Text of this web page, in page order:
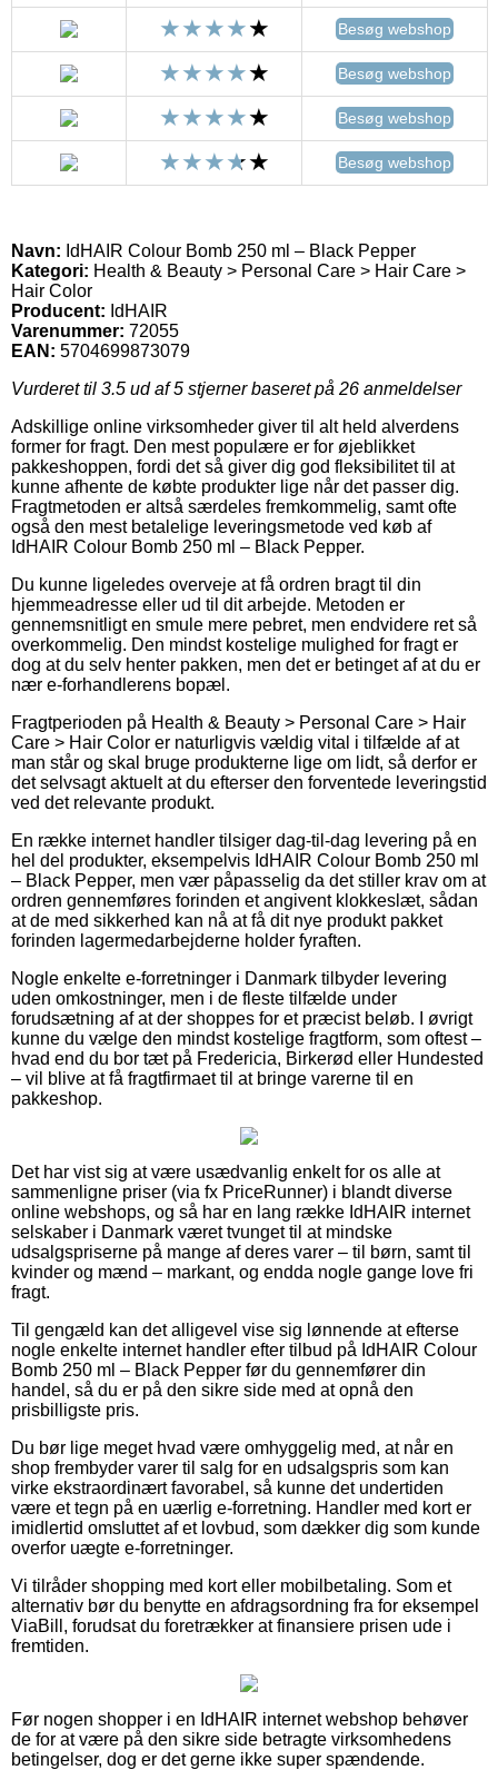
Besøg webshop
Besøg webshop
Besøg webshop
Besøg webshop
Navn: IdHAIR Colour Bomb 250 ml – Black Pepper
Kategori: Health & Beauty > Personal Care > Hair Care >
Hair Color
Producent: IdHAIR
Varenummer: 72055
EAN: 5704699873079
Vurderet til 3.5 ud af 5 stjerner baseret på 26 anmeldelser
Adskillige online virksomheder giver til alt held alverdens
former for fragt. Den mest populære er for øjeblikket
pakkeshoppen, fordi det så giver dig god fleksibilitet til at
kunne afhente de købte produkter lige når det passer dig.
Fragtmetoden er altså særdeles fremkommelig, samt ofte
også den mest betalelige leveringsmetode ved køb af
IdHAIR Colour Bomb 250 ml – Black Pepper.
Du kunne ligeledes overveje at få ordren bragt til din
hjemmeadresse eller ud til dit arbejde. Metoden er
gennemsnitligt en smule mere pebret, men endvidere ret så
overkommelig. Den mindst kostelige mulighed for fragt er
dog at du selv henter pakken, men det er betinget af at du er
nær e-forhandlerens bopæl.
Fragtperioden på Health & Beauty > Personal Care > Hair
Care > Hair Color er naturligvis vældig vital i tilfælde af at
man står og skal bruge produkterne lige om lidt, så derfor er
det selvsagt aktuelt at du efterser den forventede leveringstid
ved det relevante produkt.
En række internet handler tilsiger dag-til-dag levering på en
hel del produkter, eksempelvis IdHAIR Colour Bomb 250 ml
– Black Pepper, men vær påpasselig da det stiller krav om at
ordren gennemføres forinden et angivent klokkeslæt, sådan
at de med sikkerhed kan nå at få dit nye produkt pakket
forinden lagermedarbejderne holder fyraften.
Nogle enkelte e-forretninger i Danmark tilbyder levering
uden omkostninger, men i de fleste tilfælde under
forudsætning af at der shoppes for et præcist beløb. I øvrigt
kunne du vælge den mindst kostelige fragtform, som oftest –
hvad end du bor tæt på Fredericia, Birkerød eller Hundested
– vil blive at få fragtfirmaet til at bringe varerne til en
pakkeshop.
Det har vist sig at være usædvanlig enkelt for os alle at
sammenligne priser (via fx PriceRunner) i blandt diverse
online webshops, og så har en lang række IdHAIR internet
selskaber i Danmark været tvunget til at mindske
udsalgspriserne på mange af deres varer – til børn, samt til
kvinder og mænd – markant, og endda nogle gange love fri
fragt.
Til gengæld kan det alligevel vise sig lønnende at efterse
nogle enkelte internet handler efter tilbud på IdHAIR Colour
Bomb 250 ml – Black Pepper før du gennemfører din
handel, så du er på den sikre side med at opnå den
prisbilligste pris.
Du bør lige meget hvad være omhyggelig med, at når en
shop frembyder varer til salg for en udsalgspris som kan
virke ekstraordinært favorabel, så kunne det undertiden
være et tegn på en uærlig e-forretning. Handler med kort er
imidlertid omsluttet af et lovbud, som dækker dig som kunde
overfor uægte e-forretninger.
Vi tilråder shopping med kort eller mobilbetaling. Som et
alternativ bør du benytte en afdragsordning fra for eksempel
ViaBill, forudsat du foretrækker at finansiere prisen ude i
fremtiden.
Før nogen shopper i en IdHAIR internet webshop behøver
de for at være på den sikre side betragte virksomhedens
betingelser, dog er det gerne ikke super spændende.